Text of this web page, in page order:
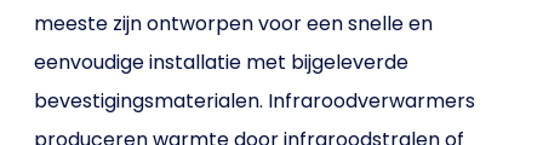
meeste zijn ontworpen voor een snelle en
eenvoudige installatie met bijgeleverde
bevestigingsmaterialen. Infraroodverwarmers